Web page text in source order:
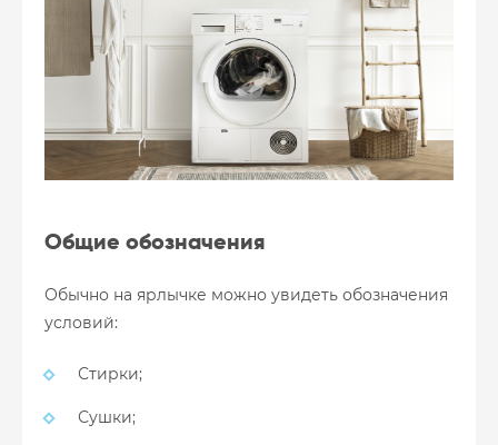
Общие обозначения
Обычно на ярлычке можно увидеть обозначения
условий:
Стирки;
Сушки;